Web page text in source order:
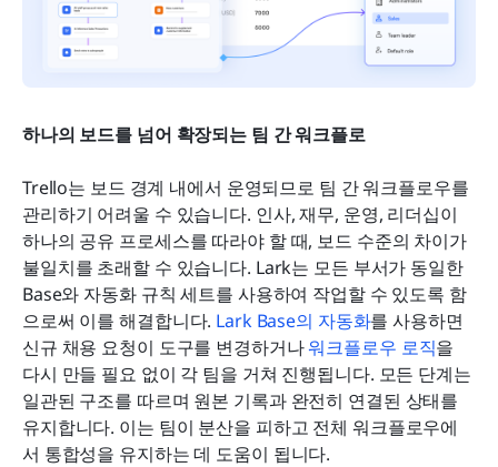
하나의 보드를 넘어 확장되는 팀 간 워크플로
Trello는 보드 경계 내에서 운영되므로 팀 간 워크플로우를
관리하기 어려울 수 있습니다. 인사, 재무, 운영, 리더십이
하나의 공유 프로세스를 따라야 할 때, 보드 수준의 차이가
불일치를 초래할 수 있습니다. Lark는 모든 부서가 동일한
Base와 자동화 규칙 세트를 사용하여 작업할 수 있도록 함
으로써 이를 해결합니다. Lark Base의 자동화를 사용하면
신규 채용 요청이 도구를 변경하거나 워크플로우 로직을
다시 만들 필요 없이 각 팀을 거쳐 진행됩니다. 모든 단계는
일관된 구조를 따르며 원본 기록과 완전히 연결된 상태를
유지합니다. 이는 팀이 분산을 피하고 전체 워크플로우에
서 통합성을 유지하는 데 도움이 됩니다.